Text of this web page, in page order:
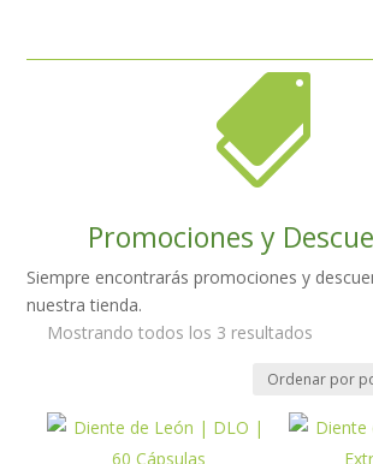

Promociones y
Siempre encontrarás promociones y
nuestra tienda.
Mostrando todos los 3 resultados